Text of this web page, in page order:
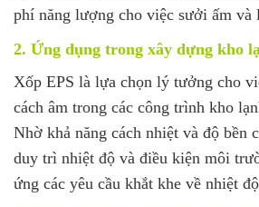
phí năng lượng cho việc sưởi ấm và
2. Ứng dụng trong xây dựng kho
Xốp EPS là lựa chọn lý tưởng cho
cách âm trong các công trình kho
Nhờ khả năng cách nhiệt và độ bền
duy trì nhiệt độ và điều kiện môi
ứng các yêu cầu khắt khe về nhiệt